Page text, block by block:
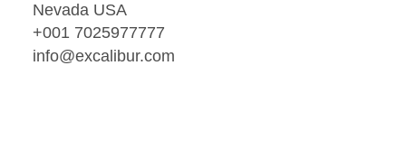
Nevada USA
+001 7025977777
info@excalibur.com